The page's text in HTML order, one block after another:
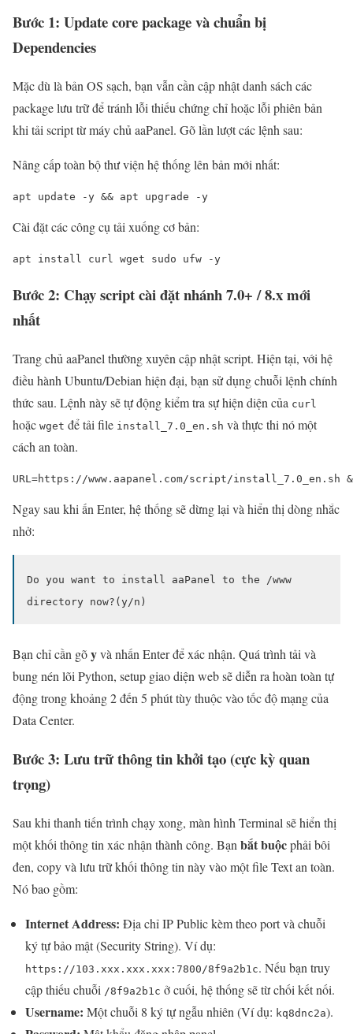
Bước 1: Update core package và chuẩn bị
Dependencies
Mặc dù là bản OS sạch, bạn vẫn cần cập nhật danh sách các
package lưu trữ để tránh lỗi thiếu chứng chỉ hoặc lỗi phiên bản
khi tải script từ máy chủ aaPanel. Gõ lần lượt các lệnh sau:
Nâng cấp toàn bộ thư viện hệ thống lên bản mới nhất:
apt update -y && apt upgrade -y
Cài đặt các công cụ tải xuống cơ bản:
apt install curl wget sudo ufw -y
Bước 2: Chạy script cài đặt nhánh 7.0+ / 8.x mới
nhất
Trang chủ aaPanel thường xuyên cập nhật script. Hiện tại, với hệ
điều hành Ubuntu/Debian hiện đại, bạn sử dụng chuỗi lệnh chính
thức sau. Lệnh này sẽ tự động kiểm tra sự hiện diện của curl
hoặc wget để tải file install_7.0_en.sh và thực thi nó một
cách an toàn.
URL=https://www.aapanel.com/script/
Ngay sau khi ấn Enter, hệ thống sẽ dừng lại và hiển thị dòng nhắc
nhở:
Do you want to install aaPanel to the /www
directory now?(y/n)
Bạn chỉ cần gõyvà nhấn Enter để xác nhận. Quá trình tải và
bung nén lõi Python, setup giao diện web sẽ diễn ra hoàn toàn tự
động trong khoảng 2 đến 5 phút tùy thuộc vào tốc độ mạng của
Data Center.
Bước 3: Lưu trữ thông tin khởi tạo (cực kỳ quan
trọng)
Sau khi thanh tiến trình chạy xong, màn hình Terminal sẽ hiển thị
một khối thông tin xác nhận thành công. Bạn bắt buộcphải bôi
đen, copy và lưu trữ khối thông tin này vào một file Text an toàn.
Nó bao gồm:
Internet Address: Địa chỉ IP Public kèm theo port và chuỗi
ký tự bảo mật (Security String). Ví dụ:
https://103.xxx.xxx.xxx:7800/8f9a2b1c. Nếu bạn truy
cập thiếu chuỗi /8f9a2b1c ở cuối, hệ thống sẽ từ chối kết nối.
Username: Một chuỗi 8 ký tự ngẫu nhiên (Ví dụ: kq8dnc2a).